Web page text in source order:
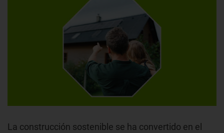
La construcción sostenible se ha convertido en el